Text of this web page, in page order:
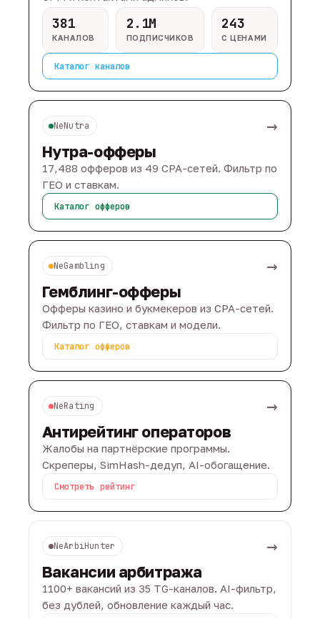
381
КАНАЛОВ
2.1M
ПОДПИСЧИКОВ
243
С ЦЕНАМИ
Каталог каналов
NeNutra →
Нутра-офферы
17,488 офферов из 49 CPA-сетей. Фильтр по
ГЕО и ставкам.
Каталог офферов
NeGambling →
Гемблинг-офферы
Офферы казино и букмекеров из CPA-сетей.
Фильтр по ГЕО, ставкам и модели.
Каталог офферов
NeRating →
Антирейтинг операторов
Жалобы на партнёрские программы.
Скреперы, SimHash-дедуп, AI-обогащение.
Смотреть рейтинг
NeArbiHunter →
Вакансии арбитража
1100+ вакансий из 35 TG-каналов. AI-фильтр,
без дублей, обновление каждый час.